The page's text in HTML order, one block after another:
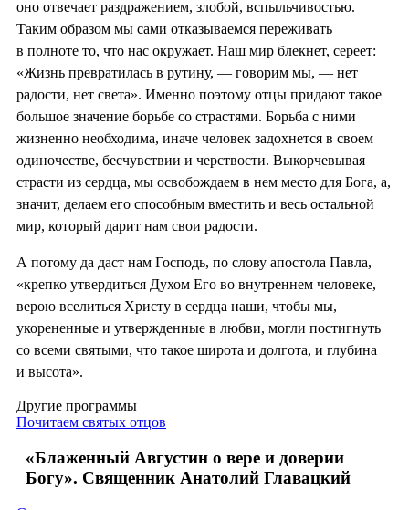
оно отвечает раздражением, злобой, вспыльчивостью.
Таким образом мы сами отказываемся переживать
в полноте то, что нас окружает. Наш мир блекнет, сереет:
«Жизнь превратилась в рутину, — говорим мы, — нет
радости, нет света». Именно поэтому отцы придают такое
большое значение борьбе со страстями. Борьба с ними
жизненно необходима, иначе человек задохнется в своем
одиночестве, бесчувствии и черствости. Выкорчевывая
страсти из сердца, мы освобождаем в нем место для Бога, а,
значит, делаем его способным вместить и весь остальной
мир, который дарит нам свои радости.
А потому да даст нам Господь, по слову апостола Павла,
«крепко утвердиться Духом Его во внутреннем человеке,
верою вселиться Христу в сердца наши, чтобы мы,
укорененные и утвержденные в любви, могли постигнуть
со всеми святыми, что такое широта и долгота, и глубина
и высота».
Другие программы
Почитаем святых отцов
«Блаженный Августин о вере и доверии
Богу». Священник Анатолий Главацкий